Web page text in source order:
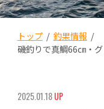
トップ/ 釣果情報 /
磯釣りで真鯛66㎝・
2025.01.18UP